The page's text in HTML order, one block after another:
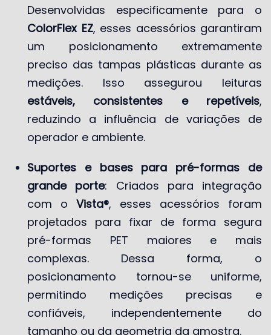
Desenvolvidas especificamente para o
ColorFlex EZ, esses acessórios garantiram
um posicionamento extremamente
preciso das tampas plásticas durante as
medições. Isso assegurou leituras
estáveis, consistentes e repetíveis,
reduzindo a influência de variações de
operador e ambiente.
Suportes e bases para pré-formas de
grande porte: Criados para integração
com o Vista®, esses acessórios foram
projetados para fixar de forma segura
pré-formas PET maiores e mais
complexas. Dessa forma, o
posicionamento tornou-se uniforme,
permitindo medições precisas e
confiáveis, independentemente do
tamanho ou da geometria da amostra.